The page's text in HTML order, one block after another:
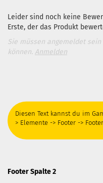
Leider sind noch keine
Erste, der das Produkt
Sie müssen angemeldet
können. Anmelden
Diesen Text kannst du im
> Elemente -> Footer ->
Footer Spalte 2